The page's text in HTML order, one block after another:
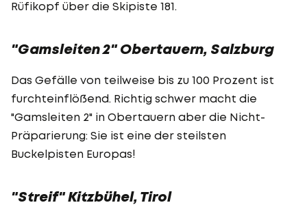
Rüfikopf über die Skipiste 181.
"Gamsleiten 2" Obertauern, Salzburg
Das Gefälle von teilweise bis zu 100 Prozent ist
furchteinflößend. Richtig schwer macht die
"Gamsleiten 2" in Obertauern aber die Nicht-
Präparierung: Sie ist eine der steilsten
Buckelpisten Europas!
"Streif" Kitzbühel, Tirol